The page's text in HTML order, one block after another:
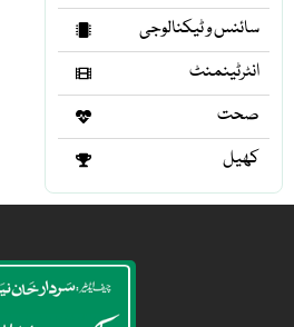
سائنس و ٹیکنالوجی
انٹرٹینمنٹ
صحت
کھیل